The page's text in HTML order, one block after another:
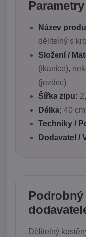
Parametry
Název
dělitelný s
Složení /
(tkanice),
(jezdec)
Šířka zipu:
Délka: 40 cm
Techniky /
Dodavatel /
Dělitelný